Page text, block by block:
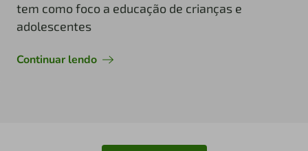
tem como foco a educação de crianças e
adolescentes
Continuar lendo